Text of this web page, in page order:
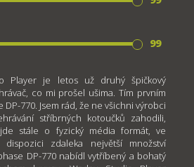
99
Player je letos už druhý špičkový
co mi prošel ušima. Tím prvním
DP-770. Jsem rád, že ne všichni výrobci
stříbrných kotoučků zahodili,
stále o fyzický média formát, ve
zdaleka největší množství
DP-770 nabídl vytříbený a bohatý